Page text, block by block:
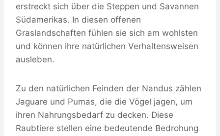
erstreckt sich über die Steppen und Savannen
Südamerikas. In diesen offenen
Graslandschaften fühlen sie sich am wohlsten
und können ihre natürlichen Verhaltensweisen
ausleben.
Zu den natürlichen Feinden der Nandus zählen
Jaguare und Pumas, die die Vögel jagen, um
ihren Nahrungsbedarf zu decken. Diese
Raubtiere stellen eine bedeutende Bedrohung